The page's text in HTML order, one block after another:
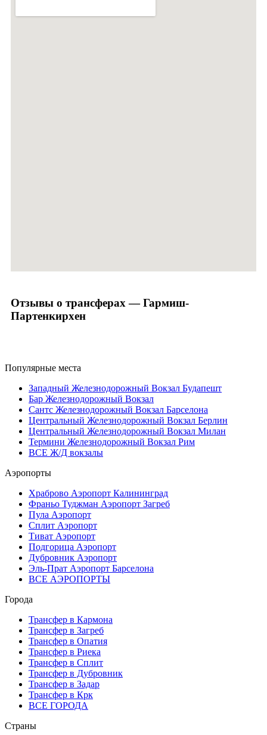
Отзывы о трансферах — Гармиш-
Партенкирхен
Популярные места
Западный Железнодорожный Вокзал Будапешт
Бар Железнодорожный Вокзал
Сантс Железнодорожный Вокзал Барселона
Центральный Железнодорожный Вокзал Берлин
Центральный Железнодорожный Вокзал Милан
Термини Железнодорожный Вокзал Рим
ВСЕ Ж/Д вокзалы
Аэропорты
Храброво Аэропорт Калининград
Франьо Туджман Аэропорт Загреб
Пула Аэропорт
Сплит Аэропорт
Тиват Аэропорт
Подгорица Аэропорт
Дубровник Аэропорт
Эль-Прат Аэропорт Барселона
ВСЕ АЭРОПОРТЫ
Города
Трансфер в Кармона
Трансфер в Загреб
Трансфер в Опатия
Трансфер в Риека
Трансфер в Сплит
Трансфер в Дубровник
Трансфер в Задар
Трансфер в Крк
ВСЕ ГОРОДА
Страны